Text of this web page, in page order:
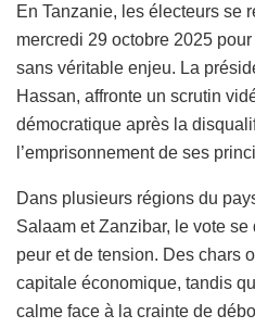
En Tanzanie, les électeurs se
mercredi 29 octobre 2025
sans véritable enjeu. La
Hassan, affronte un scrutin
démocratique après la
l’emprisonnement de ses
Dans plusieurs régions du
Salaam et Zanzibar, le vote
peur et de tension. Des chars
capitale économique, tandis
calme face à la crainte de